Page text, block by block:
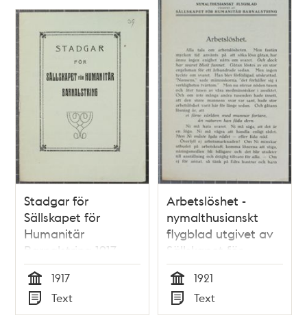
Stadgar för
Sällskapet för
Humanitär
Barnalstring 1917
Tid
1917
Typ
Text
Arbetslöshet -
nymalthusianskt
flygblad utgivet av
Sällskapet för
Humanitär
Barnalstring 1921
Tid
1921
Typ
Text